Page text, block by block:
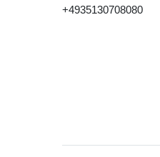
+4935130708080